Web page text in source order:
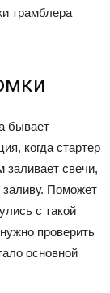
трамблера
бывает
когда стартер
заливает свечи,
заливу. Поможет
с такой
проверить
основной